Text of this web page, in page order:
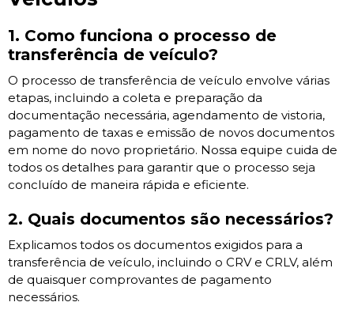
1. Como funciona o processo de
transferência de veículo?
O processo de transferência de veículo envolve várias
etapas, incluindo a coleta e preparação da
documentação necessária, agendamento de vistoria,
pagamento de taxas e emissão de novos documentos
em nome do novo proprietário. Nossa equipe cuida de
todos os detalhes para garantir que o processo seja
concluído de maneira rápida e eficiente.
2. Quais documentos são necessários?
Explicamos todos os documentos exigidos para a
transferência de veículo, incluindo o CRV e CRLV, além
de quaisquer comprovantes de pagamento
necessários.